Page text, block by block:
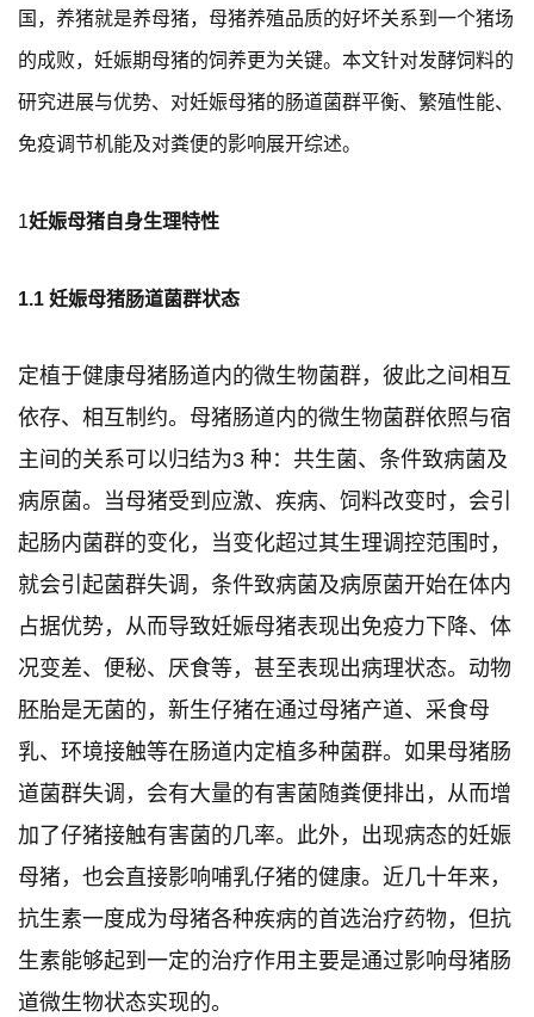
国，养猪就是养母猪，母猪养殖品质的好坏关系到一个猪场
的成败，妊娠期母猪的饲养更为关键。本文针对发酵饲料的
研究进展与优势、对妊娠母猪的肠道菌群平衡、繁殖性能、
免疫调节机能及对粪便的影响展开综述。
1妊娠母猪自身生理特性
1.1 妊娠母猪肠道菌群状态
定植于健康母猪肠道内的微生物菌群，彼此之间相互
依存、相互制约。母猪肠道内的微生物菌群依照与宿
主间的关系可以归结为3 种：共生菌、条件致病菌及
病原菌。当母猪受到应激、疾病、饲料改变时，会引
起肠内菌群的变化，当变化超过其生理调控范围时，
就会引起菌群失调，条件致病菌及病原菌开始在体内
占据优势，从而导致妊娠母猪表现出免疫力下降、体
况变差、便秘、厌食等，甚至表现出病理状态。动物
胚胎是无菌的，新生仔猪在通过母猪产道、采食母
乳、环境接触等在肠道内定植多种菌群。如果母猪肠
道菌群失调，会有大量的有害菌随粪便排出，从而增
加了仔猪接触有害菌的几率。此外，出现病态的妊娠
母猪，也会直接影响哺乳仔猪的健康。近几十年来，
抗生素一度成为母猪各种疾病的首选治疗药物，但抗
生素能够起到一定的治疗作用主要是通过影响母猪肠
道微生物状态实现的。